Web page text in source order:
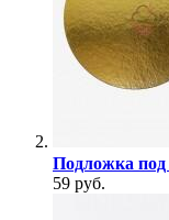
Подложка под
59 руб.